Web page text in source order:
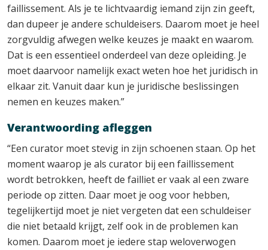
faillissement. Als je te lichtvaardig iemand zijn zin geeft,
dan dupeer je andere schuldeisers. Daarom moet je heel
zorgvuldig afwegen welke keuzes je maakt en waarom.
Dat is een essentieel onderdeel van deze opleiding. Je
moet daarvoor namelijk exact weten hoe het juridisch in
elkaar zit. Vanuit daar kun je juridische beslissingen
nemen en keuzes maken.”
Verantwoording afleggen
“Een curator moet stevig in zijn schoenen staan. Op het
moment waarop je als curator bij een faillissement
wordt betrokken, heeft de failliet er vaak al een zware
periode op zitten. Daar moet je oog voor hebben,
tegelijkertijd moet je niet vergeten dat een schuldeiser
die niet betaald krijgt, zelf ook in de problemen kan
komen. Daarom moet je iedere stap weloverwogen